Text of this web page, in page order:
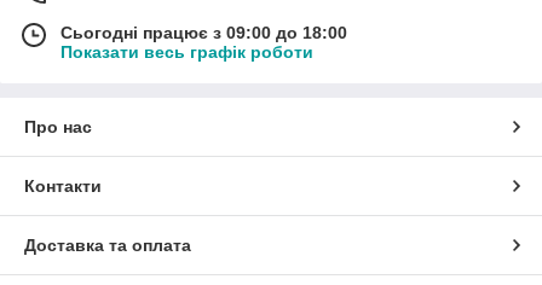
Сьогодні працює з 09:00 до 18:00
Показати весь графік роботи
Про нас
Контакти
Доставка та оплата